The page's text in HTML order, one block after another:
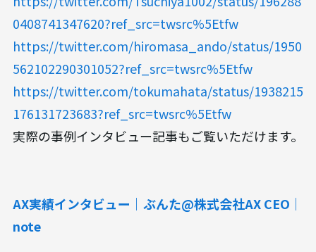
0408741347620?ref_src=twsrc%5Etfw
https://twitter.com/hiromasa_ando/status/1950
562102290301052?ref_src=twsrc%5Etfw
https://twitter.com/tokumahata/status/1938215
176131723683?ref_src=twsrc%5Etfw
実際の事例インタビュー記事もご覧いただけます。
AX実績インタビュー｜ぶんた@株式会社AX CEO｜
note